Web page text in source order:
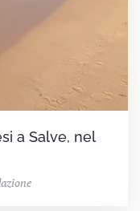
a Salve, nel